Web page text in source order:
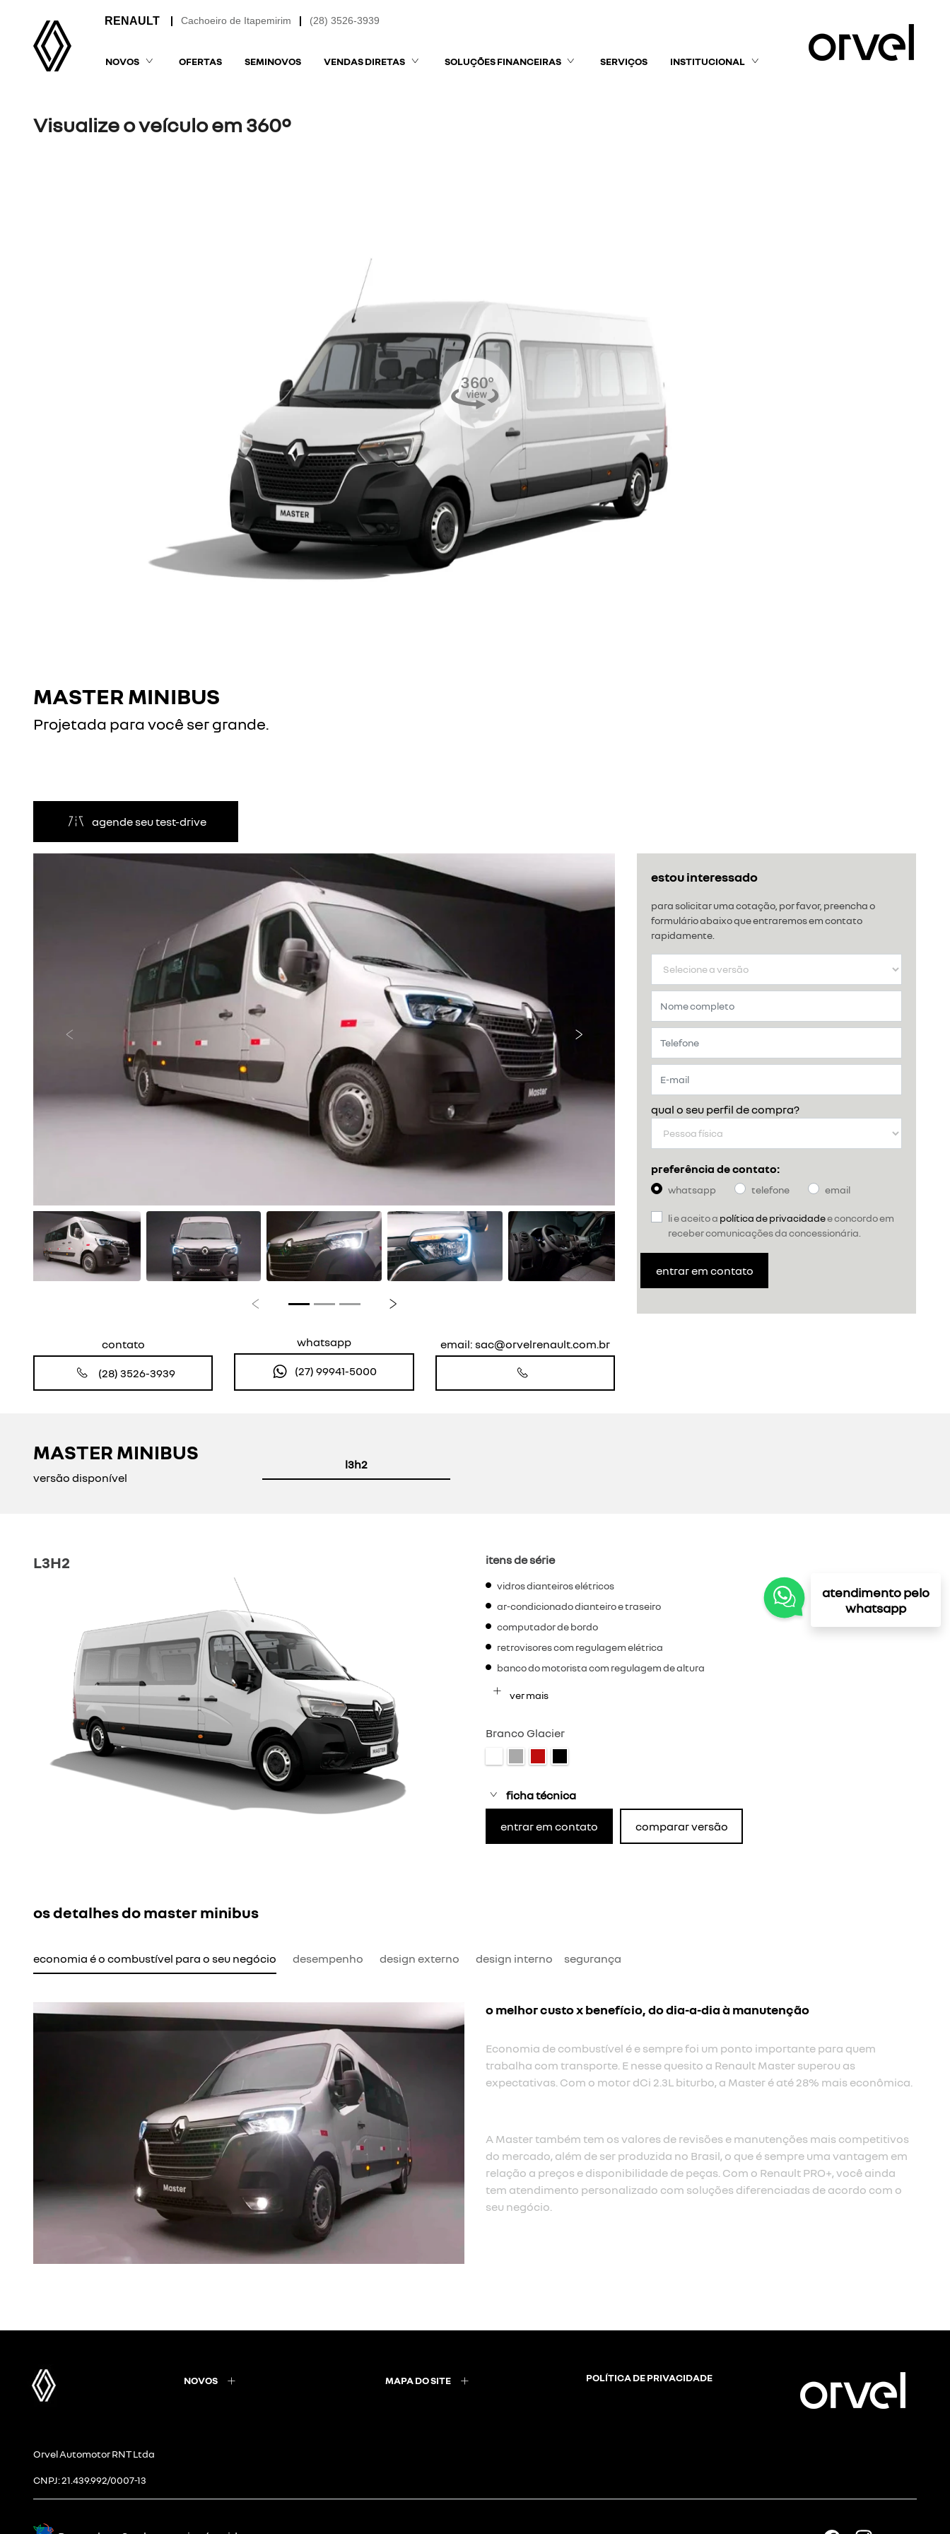
(28) 3526-3939
Cachoeiro de Itapemirim
NOVOS OFERTAS SEMINOVOS VENDAS DIRETAS SOLUÇÕES FINANCEIRAS SERVIÇOS INSTITUCIONAL
Visualize o veículo em 360°
MASTER MINIBUS
Projetada para você ser grande.
agende seu test-drive
estou interessado
para solicitar uma cotação, por favor, preencha o
formulário abaixo que entraremos em contato
rapidamente.
qual o seu perfil de compra?
preferência de contato:
whatsapp telefone email
li e aceito a política de privacidadee concordo em
receber comunicações da concessionária.
entrar em contato
Anterior Próximo
Anterior Próximo
contato
(28) 3526-3939
whatsapp
(27) 99941-5000
email: sac@orvelrenault.com.br
MASTER MINIBUS
versão disponível
l3h2
L3H2 itens de série
vidros dianteiros elétricos
ar-condicionado dianteiro e traseiro
computador de bordo
retrovisores com regulagem elétrica
banco do motorista com regulagem de altura
ver mais
Branco Glacier
ficha técnica
entrar em contato comparar versão
os detalhes do master minibus
economia é o combustível para o seu negócio desempenho design externo design interno segurança
o melhor custo x benefício, do dia-a-dia à manutenção
Economia de combustível é e sempre foi um ponto importante para quem
trabalha com transporte. E nesse quesito a Renault Master superou as
expectativas. Com o motor dCi 2.3L biturbo, a Master é até 28% mais econômica.​
A Master também tem os valores de revisões e manutenções mais competitivos
do mercado, além de ser produzida no Brasil, o que é sempre uma vantagem em
relação a preços e disponibilidade de peças. Com o Renault PRO+, você ainda
tem atendimento personalizado com soluções diferenciadas de acordo com o
seu negócio.
NOVOS MAPA DO SITE POLÍTICA DE PRIVACIDADE
Orvel Automotor RNT Ltda
CNPJ: 21.439.992/0007-13
atendimento pelo
whatsapp